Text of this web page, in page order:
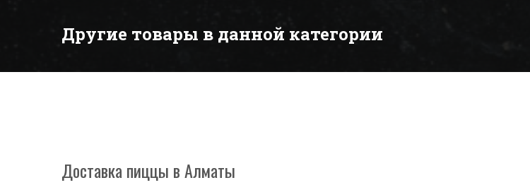
Другие товары в данной категории
Доставка пиццы в Алматы